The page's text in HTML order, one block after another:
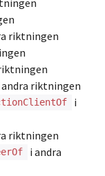
riktningen
andra riktningen
i
riktningen
i andra